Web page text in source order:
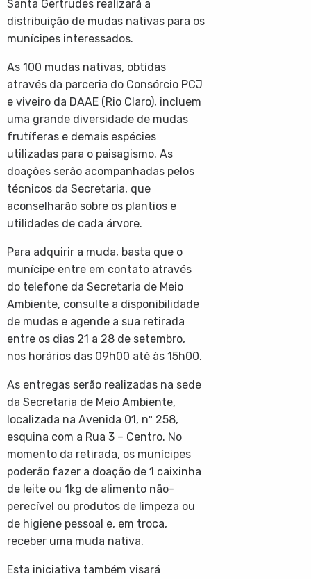
Santa Gertrudes realizará a
distribuição de mudas nativas para os
munícipes interessados.
As 100 mudas nativas, obtidas
através da parceria do Consórcio PCJ
e viveiro da DAAE (Rio Claro), incluem
uma grande diversidade de mudas
frutíferas e demais espécies
utilizadas para o paisagismo. As
doações serão acompanhadas pelos
técnicos da Secretaria, que
aconselharão sobre os plantios e
utilidades de cada árvore.
Para adquirir a muda, basta que o
munícipe entre em contato através
do telefone da Secretaria de Meio
Ambiente, consulte a disponibilidade
de mudas e agende a sua retirada
entre os dias 21 a 28 de setembro,
nos horários das 09h00 até às 15h00.
As entregas serão realizadas na sede
da Secretaria de Meio Ambiente,
localizada na Avenida 01, nº 258,
esquina com a Rua 3 – Centro. No
momento da retirada, os munícipes
poderão fazer a doação de 1 caixinha
de leite ou 1kg de alimento não-
perecível ou produtos de limpeza ou
de higiene pessoal e, em troca,
receber uma muda nativa.
Esta iniciativa também visará